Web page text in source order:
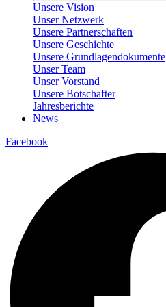
Unsere Vision
Unser Netzwerk
Unsere Partnerschaften
Unsere Geschichte
Unsere Grundlagendokumente
Unser Team
Unser Vorstand
Unsere Botschafter
Jahresberichte
News
Facebook